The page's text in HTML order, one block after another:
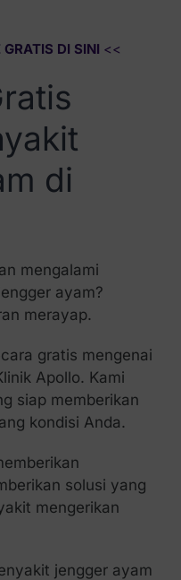
DI SINI <<
di
mengalami
ayam?
merayap.
gratis mengenai
Apollo. Kami
siap memberikan
kondisi Anda.
solusi yang
mengerikan
jengger ayam